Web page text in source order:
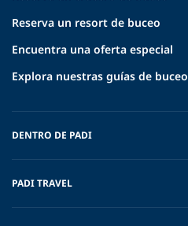
Reserva un resort de buceo
Encuentra una oferta especial
Explora nuestras guías de buceo
DENTRO DE PADI
PADI TRAVEL